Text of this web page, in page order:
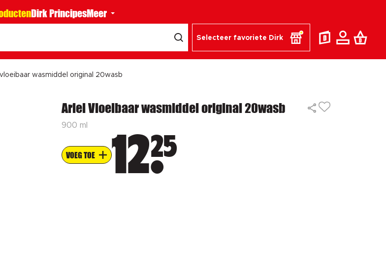
Dirk PrincipesMeer
Selecteer favoriete Dirk
wasmiddel original 20wasb
Ariel Vloeibaar wasmiddel original 20wasb
900 ml
VOEG TOE 1225